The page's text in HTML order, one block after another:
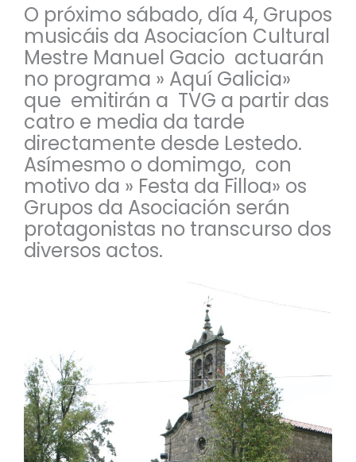
O próximo sábado, día 4, Grupos
musicáis da Asociacíon Cultural
Mestre Manuel Gacio actuarán
no programa » Aquí Galicia»
que emitirán a TVG a partir das
catro e media da tarde
directamente desde Lestedo.
Asímesmo o domimgo, con
motivo da » Festa da Filloa» os
Grupos da Asociación serán
protagonistas no transcurso dos
diversos actos.